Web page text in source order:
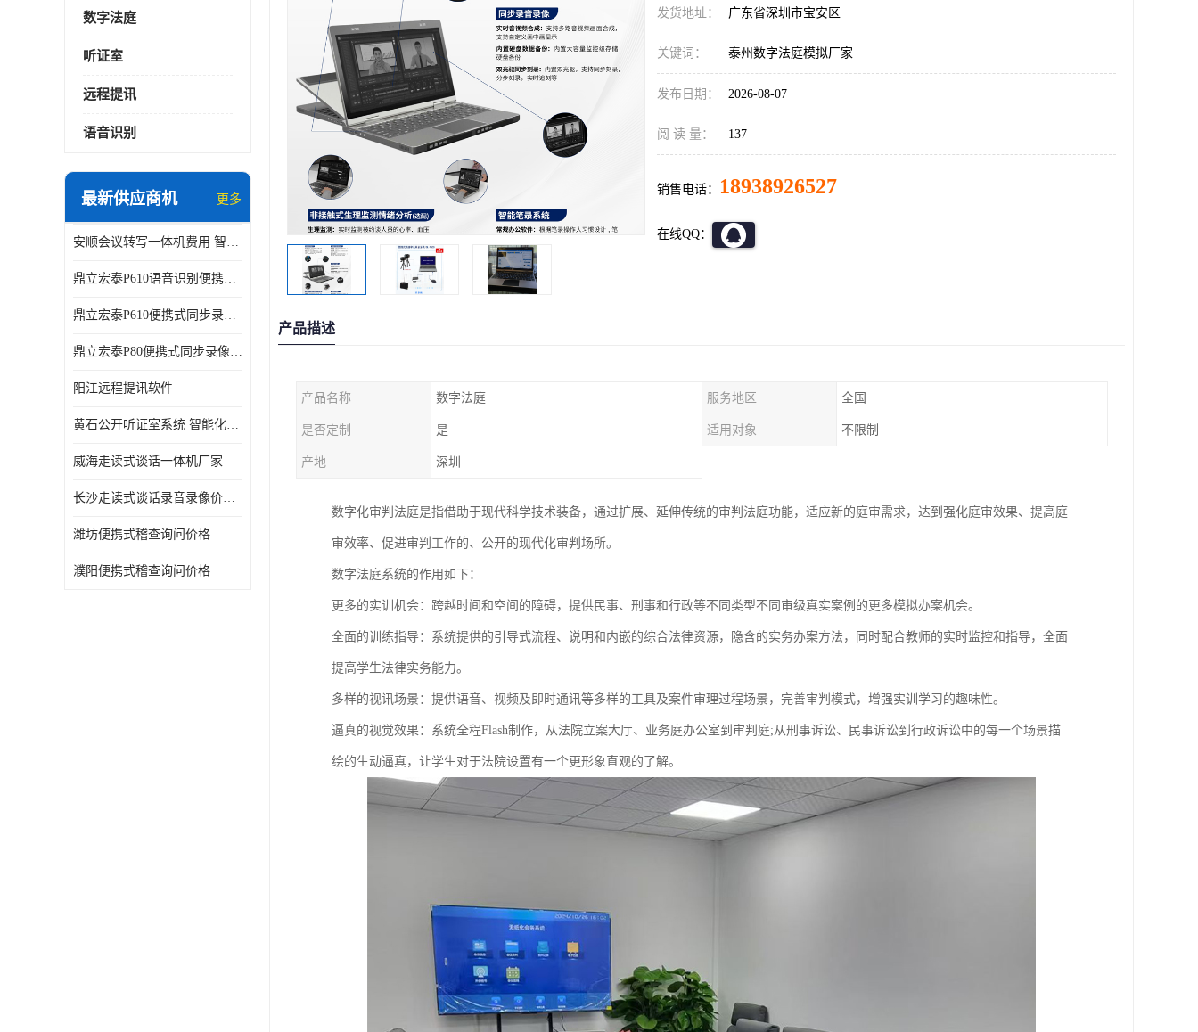
数字法庭
听证室
远程提讯
语音识别
最新供应商机 更多
安顺会议转写一体机费用 智能化水平
鼎立宏泰P610语音识别便携式同步录像设备支持双光驱加硬盘同步实时刻录哈希值加密画面合成远程指挥电子笔录温湿度音视频采集视频显示等功能于一体的移动办案终端
鼎立宏泰P610便携式同步录像设备支持双光驱加硬盘同步实时刻录哈希值加密画面合成远程指挥电子笔录温湿度音视频采集视频显示等功能于一体的移动办案终端
鼎立宏泰P80便携式同步录像设备支持双光驱加硬盘同步实时刻录哈希值加密画面合成远程指挥电子笔录温湿度音视频采集视频显示等功能于一体的移动办案终端
阳江远程提讯软件
黄石公开听证室系统 智能化水平
威海走读式谈话一体机厂家
长沙走读式谈话录音录像价格 高清录屏模式
潍坊便携式稽查询问价格
濮阳便携式稽查询问价格
发货地址： 广东省深圳市宝安区
关键词： 泰州数字法庭模拟厂家
发布日期： 2026-08-07
阅 读 量： 137
销售电话： 18938926527
在线QQ：
产品描述
产品名称 数字法庭 服务地区 全国
是否定制 是 适用对象 不限制
产地 深圳
数字化审判法庭是指借助于现代科学技术装备，通过扩展、延伸传统的审判法庭功能，适应新的庭审需求，达到强化庭审效果、提高庭
审效率、促进审判工作的、公开的现代化审判场所。
数字法庭系统的作用如下：
更多的实训机会：跨越时间和空间的障碍，提供民事、刑事和行政等不同类型不同审级真实案例的更多模拟办案机会。
全面的训练指导：系统提供的引导式流程、说明和内嵌的综合法律资源，隐含的实务办案方法，同时配合教师的实时监控和指导，全面
提高学生法律实务能力。
多样的视讯场景：提供语音、视频及即时通讯等多样的工具及案件审理过程场景，完善审判模式，增强实训学习的趣味性。
逼真的视觉效果：系统全程Flash制作，从法院立案大厅、业务庭办公室到审判庭;从刑事诉讼、民事诉讼到行政诉讼中的每一个场景描
绘的生动逼真，让学生对于法院设置有一个更形象直观的了解。